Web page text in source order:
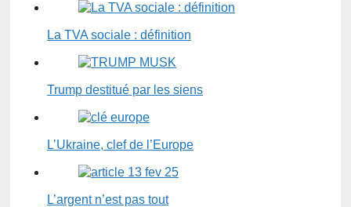
La TVA sociale : définition
Trump destitué par les siens
L’Ukraine, clef de l’Europe
L’argent n’est pas tout